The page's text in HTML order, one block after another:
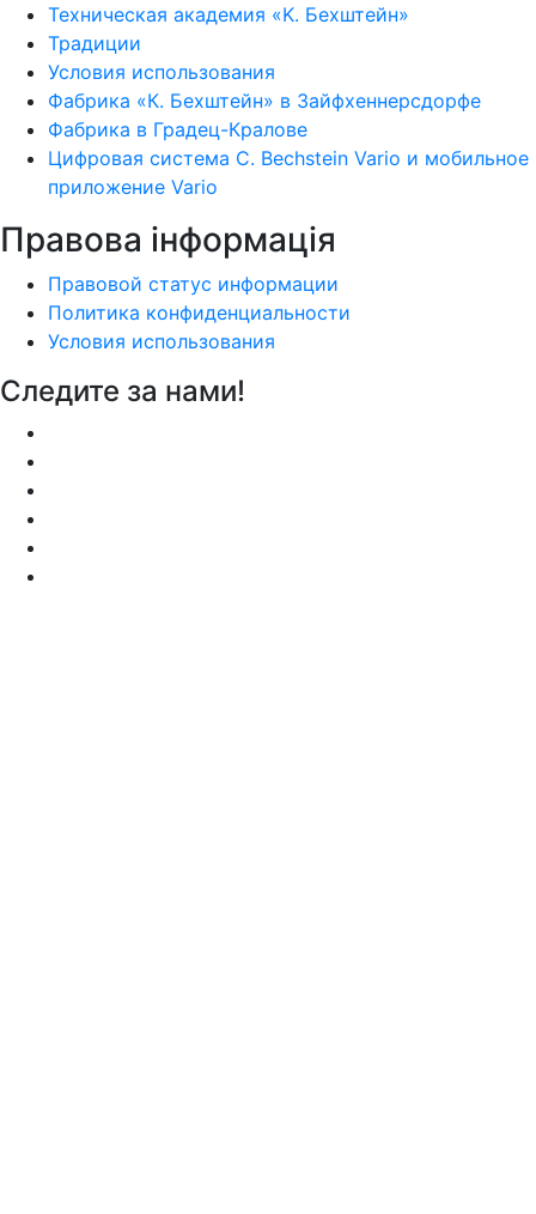
Техническая академия «K. Бехштейн»
Традиции
Условия использования
Фабрика «К. Бехштейн» в Зайфхеннерсдорфе
Фабрика в Градец-Кралове
Цифровая система C. Bechstein Vario и мобильное
приложение Vario
Правова інформація
Правовой статус информации
Политика конфиденциальности
Условия использования
Следите за нами!